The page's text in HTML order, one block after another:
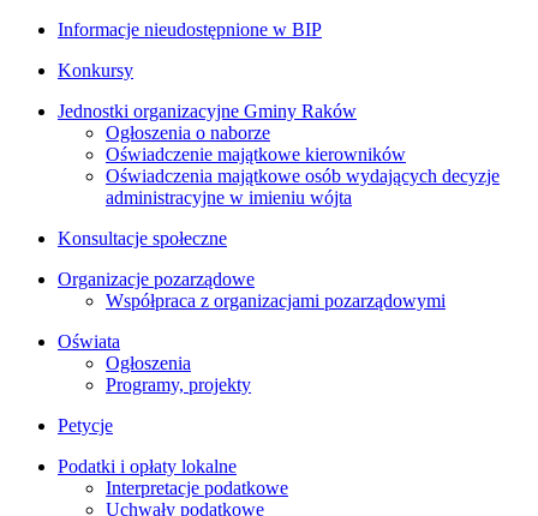
Informacje nieudostępnione w BIP
Konkursy
Jednostki organizacyjne Gminy Raków
Ogłoszenia o naborze
Oświadczenie majątkowe kierowników
Oświadczenia majątkowe osób wydających decyzje
administracyjne w imieniu wójta
Konsultacje społeczne
Organizacje pozarządowe
Współpraca z organizacjami pozarządowymi
Oświata
Ogłoszenia
Programy, projekty
Petycje
Podatki i opłaty lokalne
Interpretacje podatkowe
Uchwały podatkowe